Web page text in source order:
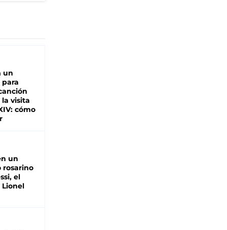
un
para
visita
cómo
un
rosarino
el
Lionel